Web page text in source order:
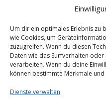
Um dir ein optimales Erlebnis zu
wie Cookies, um
zuzugreifen. Wenn du diesen
Daten wie das Surfverhalten
verarbeiten. Wenn du deine
können bestimmte Merkmale
Dienste verwalten
F., Mader J. (4), Wolany
(6), Gross C. (6), Förster
Teilen mit: